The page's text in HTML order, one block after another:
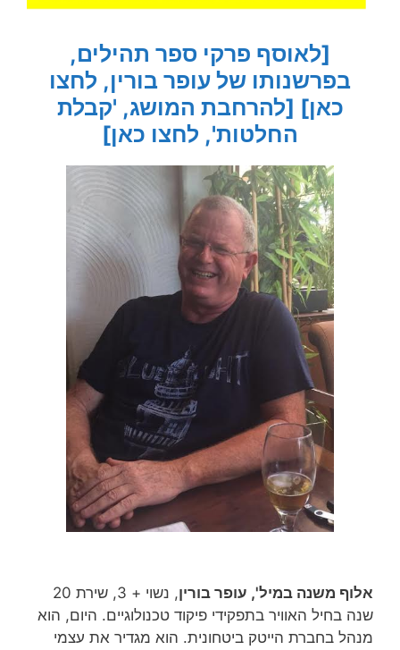
[לאוסף פרקי ספר תהילים,
בפרשנותו של עופר בורין, לחצו
כאן] [להרחבת המושג, 'קבלת
החלטות', לחצו כאן]
אלוף משנה במיל', עופר בורין
, נשוי + 3, שירת 20
שנה בחיל האוויר בתפקידי פיקוד טכנולוגיים. היום, הוא
מנהל בחברת הייטק ביטחונית. הוא מגדיר את עצמי